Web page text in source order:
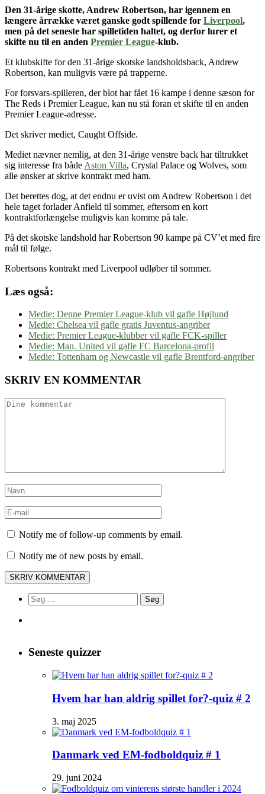
Den 31-årige skotte, Andrew Robertson, har igennem en
længere årrække været ganske godt spillende for Liverpool,
men på det seneste har spilletiden haltet, og derfor lurer et
skifte nu til en anden Premier League-klub.
Et klubskifte for den 31-årige skotske landsholdsback, Andrew
Robertson, kan muligvis være på trapperne.
For forsvars-spilleren, der blot har fået 16 kampe i denne sæson for
The Reds i Premier League, kan nu stå foran et skifte til en anden
Premier League-adresse.
Det skriver mediet, Caught Offside.
Mediet nævner nemlig, at den 31-årige venstre back har tiltrukket
sig interesse fra både Aston Villa, Crystal Palace og Wolves, som
alle ønsker at skrive kontrakt med ham.
Det berettes dog, at det endnu er uvist om Andrew Robertson i det
hele taget forlader Anfield til sommer, eftersom en kort
kontraktforlængelse muligvis kan komme på tale.
På det skotske landshold har Robertson 90 kampe på CV’et med fire
mål til følge.
Robertsons kontrakt med Liverpool udløber til sommer.
Læs også:
Medie: Denne Premier League-klub vil gafle Højlund
Medie: Chelsea vil gafle gratis Juventus-angriber
Medie: Premier League-klubber vil gafle FCK-spiller
Medie: Man. United vil gafle FC Barcelona-profil
Medie: Tottenham og Newcastle vil gafle Brentford-angriber
SKRIV EN KOMMENTAR
Notify me of follow-up comments by email.
Notify me of new posts by email.
Søg
efter:
Seneste quizzer
Hvem har han aldrig spillet for?-quiz # 2
3. maj 2025
Danmark ved EM-fodboldquiz # 1
29. juni 2024